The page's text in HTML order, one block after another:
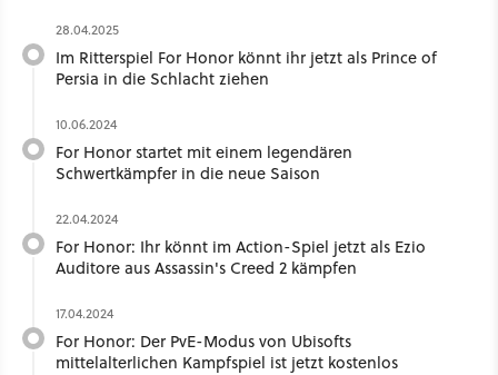
28.04.2025
Im Ritterspiel For Honor könnt ihr jetzt als Prince of
Persia in die Schlacht ziehen
10.06.2024
For Honor startet mit einem legendären
Schwertkämpfer in die neue Saison
22.04.2024
For Honor: Ihr könnt im Action-Spiel jetzt als Ezio
Auditore aus Assassin's Creed 2 kämpfen
17.04.2024
For Honor: Der PvE-Modus von Ubisofts
mittelalterlichen Kampfspiel ist jetzt kostenlos